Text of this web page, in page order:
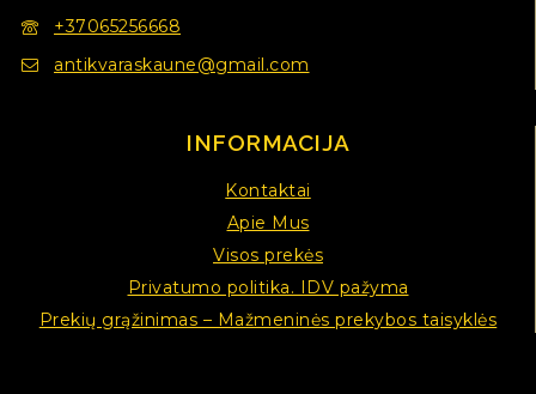
+37065256668
antikvaraskaune@gmail.com
INFORMACIJA
Kontaktai
Apie Mus
Visos prekės
Privatumo politika. IDV pažyma
Prekių grąžinimas – Mažmeninės prekybos taisyklės